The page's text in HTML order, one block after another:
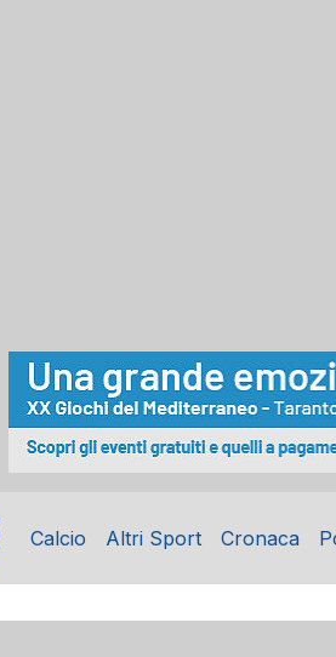
Calcio Altri Sport Cronaca